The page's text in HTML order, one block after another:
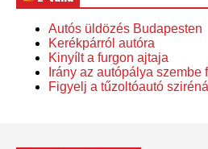
Autós üldözés Budapesten
Kerékpárról autóra
Kinyílt a furgon ajtaja
Irány az autópálya szembe
Figyelj a tűzoltóautó